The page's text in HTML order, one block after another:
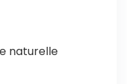
naturelle